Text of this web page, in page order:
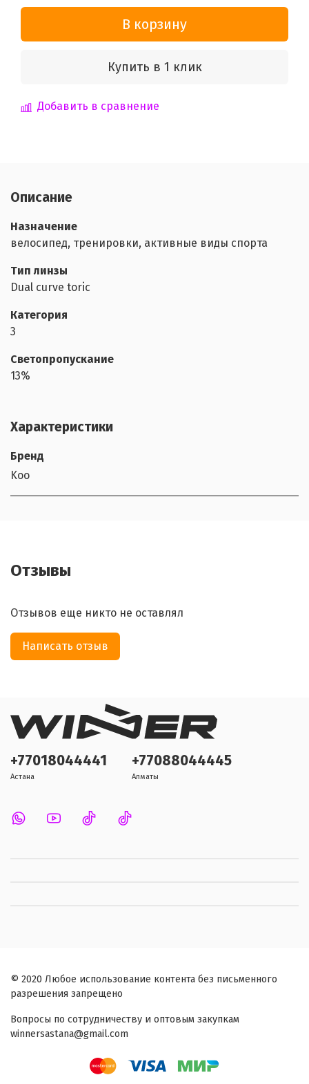
В корзину
Купить в 1 клик
Добавить в сравнение
Описание
Назначение
велосипед, тренировки, активные виды спорта
Тип линзы
Dual curve toric
Категория
3
Светопропускание
13%
Характеристики
Бренд
Koo
Отзывы
Отзывов еще никто не оставлял
Написать отзыв
+77018044441
Астана
+77088044445
Алматы
© 2020 Любое использование контента без письменного
разрешения запрещено
Вопросы по сотрудничеству и оптовым закупкам
winnersastana@gmail.com